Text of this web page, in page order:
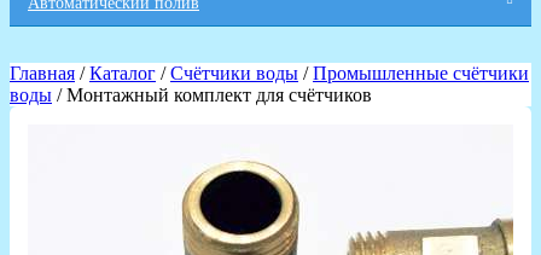
Главная /Каталог /Счётчики воды /Промышленные счётчики
воды / Монтажный комплект для счётчиков